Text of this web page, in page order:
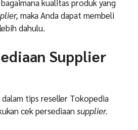
kualitas produk yang
maka Anda dapat membeli
dahulu.
Supplier
tips reseller Tokopedia
cek persediaansupplier.